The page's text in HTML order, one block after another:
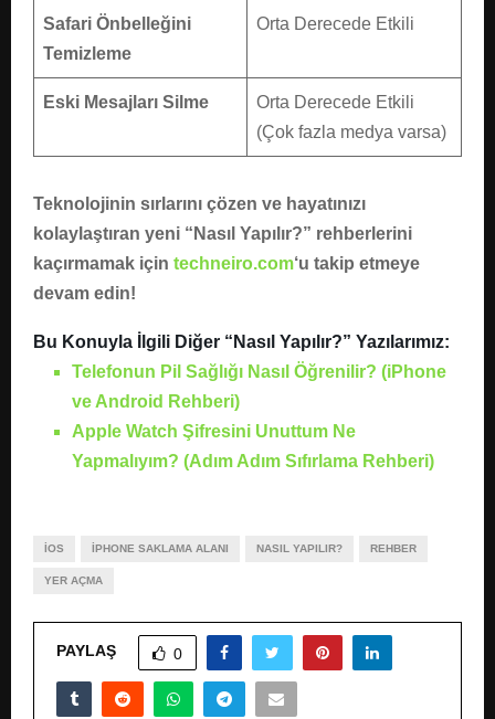
Safari Önbelleğini
Temizleme
Orta Derecede Etkili
Eski Mesajları Silme
Orta Derecede Etkili
(Çok fazla medya varsa)
Teknolojinin sırlarını çözen ve hayatınızı
kolaylaştıran yeni “Nasıl Yapılır?” rehberlerini
kaçırmamak için techneiro.com‘u takip etmeye
devam edin!
Bu Konuyla İlgili Diğer “Nasıl Yapılır?” Yazılarımız:
Telefonun Pil Sağlığı Nasıl Öğrenilir? (iPhone
ve Android Rehberi)
Apple Watch Şifresini Unuttum Ne
Yapmalıyım? (Adım Adım Sıfırlama Rehberi)
IOS IPHONE SAKLAMA ALANI NASIL YAPILIR? REHBER
YER AÇMA
PAYLAŞ 0